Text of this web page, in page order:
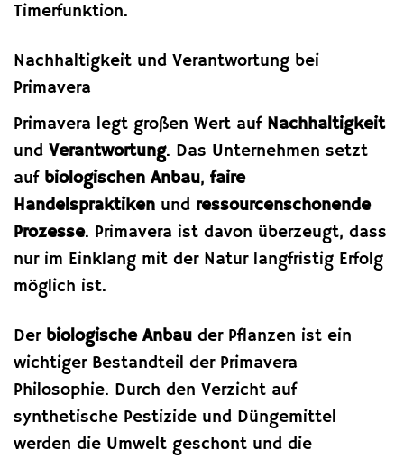
Timerfunktion.
Nachhaltigkeit und Verantwortung bei
Primavera
Primavera legt großen Wert auf Nachhaltigkeit
und Verantwortung. Das Unternehmen setzt
auf biologischen Anbau, faire
Handelspraktiken und ressourcenschonende
Prozesse. Primavera ist davon überzeugt, dass
nur im Einklang mit der Natur langfristig Erfolg
möglich ist.
Der biologische Anbau der Pflanzen ist ein
wichtiger Bestandteil der Primavera
Philosophie. Durch den Verzicht auf
synthetische Pestizide und Düngemittel
werden die Umwelt geschont und die